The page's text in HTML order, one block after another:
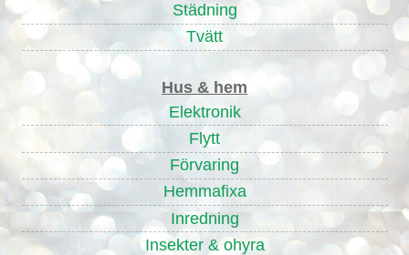
Städning
Tvätt
Hus & hem
Elektronik
Flytt
Förvaring
Hemmafixa
Inredning
Insekter & ohyra